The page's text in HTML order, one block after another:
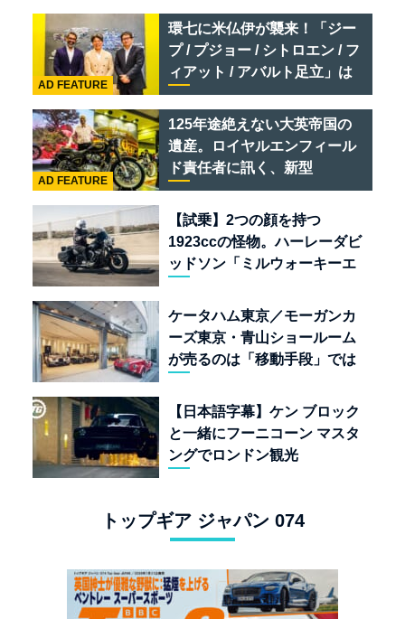
リオ /ベントレー スーパース
ポーツ
環七に米仏伊が襲来！「ジー
プ / プジョー / シトロエン / フ
ィアット / アバルト足立」は
クルマのセレクトショップで
ある
AD FEATURE
125年途絶えない大英帝国の
遺産。ロイヤルエンフィール
ド責任者に訊く、新型
「BULLET 650」と“時間の
質”を愛する理由
AD FEATURE
【試乗】2つの顔を持つ
1923ccの怪物。ハーレーダビ
ッドソン「ミルウォーキーエ
ケータハム東京／モーガンカ
ーズ東京・青山ショールーム
が売るのは「移動手段」では
【日本語字幕】ケン ブロック
と一緒にフーニコーン マスタ
ングでロンドン観光
トップギア ジャパン 074